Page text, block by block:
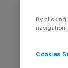
By clicking
Cookies